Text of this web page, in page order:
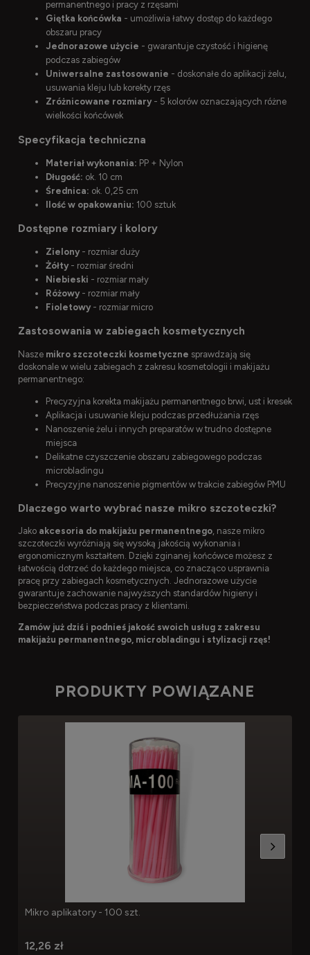
permanentnego i pracy z rzęsami
Giętka końcówka - umożliwia łatwy dostęp do każdego
obszaru pracy
Jednorazowe użycie - gwarantuje czystość i higienę
podczas zabiegów
Uniwersalne zastosowanie - doskonałe do aplikacji żelu,
usuwania kleju lub korekty rzęs
Zróżnicowane rozmiary- 5 kolorów oznaczających różne
wielkości końcówek
Specyfikacja techniczna
Materiał wykonania: PP + Nylon
Długość: ok. 10 cm
Średnica: ok. 0,25 cm
Ilość w opakowaniu: 100 sztuk
Dostępne rozmiary i kolory
Zielony- rozmiar duży
Żółty- rozmiar średni
Niebieski - rozmiar mały
Różowy- rozmiar mały
Fioletowy- rozmiar micro
Zastosowania w zabiegach kosmetycznych
Nasze mikro szczoteczki kosmetyczne sprawdzają się
doskonale w wielu zabiegach z zakresu kosmetologii i makijażu
permanentnego:
Precyzyjna korekta makijażu permanentnego brwi, ust i kresek
Aplikacja i usuwanie kleju podczas przedłużania rzęs
Nanoszenie żelu i innych preparatów w trudno dostępne
miejsca
Delikatne czyszczenie obszaru zabiegowego podczas
microbladingu
Precyzyjne nanoszenie pigmentów w trakcie zabiegów PMU
Dlaczego warto wybrać nasze mikro szczoteczki?
Jako akcesoria do makijażu permanentnego, nasze mikro
szczoteczki wyróżniają się wysoką jakością wykonania i
ergonomicznym kształtem. Dzięki zginanej końcówce możesz z
łatwością dotrzeć do każdego miejsca, co znacząco usprawnia
pracę przy zabiegach kosmetycznych. Jednorazowe użycie
gwarantuje zachowanie najwyższych standardów higieny i
bezpieczeństwa podczas pracy z klientami.
Zamów już dziś i podnieś jakość swoich usług z zakresu
makijażu permanentnego, microbladingu i stylizacji rzęs!
PRODUKTY POWIĄZANE
Mikro aplikatory - 100 szt.
12,26 zł